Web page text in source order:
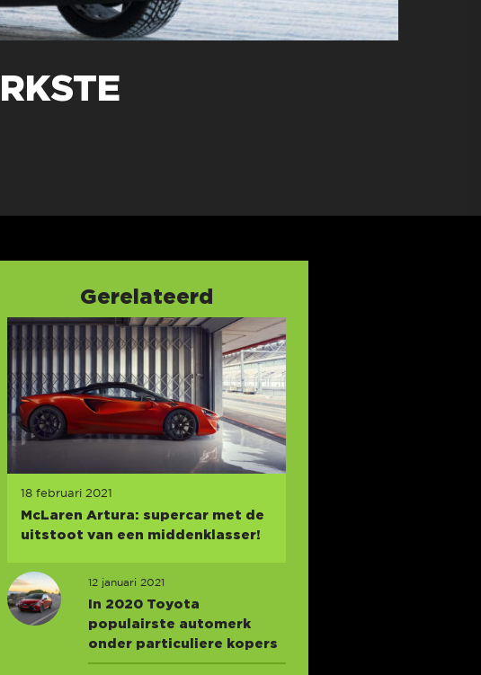
Gerelateerd
18 februari 2021
McLaren Artura: supercar met de
uitstoot van een middenklasser!
12 januari 2021
In 2020 Toyota
populairste automerk
onder particuliere kopers